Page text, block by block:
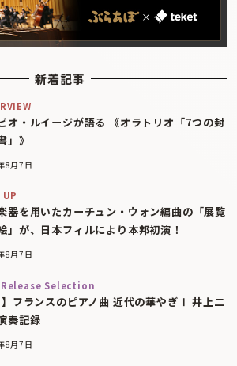
新着記事
オ・ルイージが語る 《オラトリオ「7つの封
」》
8月7日
UP
器を用いたカーチュン・ウォン編曲の「展覧
」が、日本フィルにより本邦初演！
8月7日
Selection
】フランスのピアノ曲 近代の華やぎⅠ 井上二
奏記録
8月7日